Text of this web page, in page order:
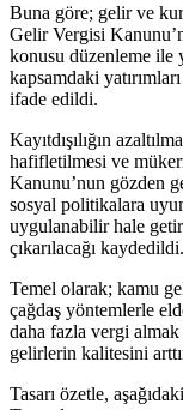
Buna göre; gelir ve
Gelir Vergisi
konusu düzenleme ile
kapsamdaki
ifade edildi.
Kayıtdışılığın
hafifletilmesi ve
Kanunu’nun gözden
sosyal politikalara
uygulanabilir hale
çıkarılacağı kaydedildi.
Temel olarak; kamu
çağdaş yöntemlerle
daha fazla vergi
gelirlerin kalitesini
Tasarı özetle,